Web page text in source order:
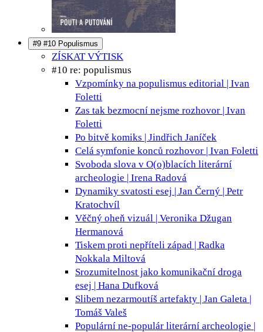
#9 #10 Populismus
ZÍSKAT VÝTISK
#10 re: populismus
Vzpomínky na populismus editorial | Ivan
Foletti
Zas tak bezmocní nejsme rozhovor | Ivan
Foletti
Po bitvě komiks | Jindřich Janíček
Celá symfonie konců rozhovor | Ivan Foletti
Svoboda slova v O(o)blacích literární
archeologie | Irena Radová
Dynamiky svatosti esej | Jan Černý | Petr
Kratochvíl
Věčný oheň vizuál | Veronika Džugan
Hermanová
Tiskem proti nepříteli západ | Radka
Nokkala Miltová
Srozumitelnost jako komunikační droga
esej | Hana Dufková
Slibem nezarmoutíš artefakty | Jan Galeta |
Tomáš Valeš
Populární ne-populár literární archeologie |